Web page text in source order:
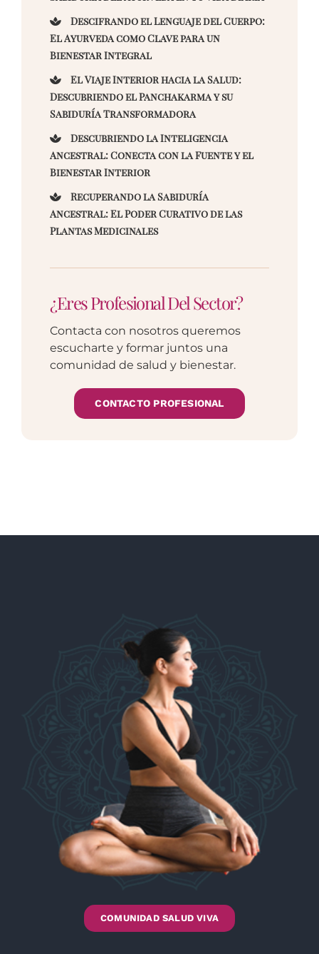
Descifrando el Lenguaje del Cuerpo:
El Ayurveda como Clave para un
Bienestar Integral
El Viaje Interior hacia la Salud:
Descubriendo el Panchakarma y su
Sabiduría Transformadora
Descubriendo la Inteligencia
Ancestral: Conecta con la Fuente y el
Bienestar Interior
Recuperando la Sabiduría
Ancestral: El Poder Curativo de las
Plantas Medicinales
¿Eres Profesional Del Sector?
Contacta con nosotros queremos
escucharte y formar juntos una
comunidad de salud y bienestar.
CONTACTO PROFESIONAL
COMUNIDAD SALUD VIVA